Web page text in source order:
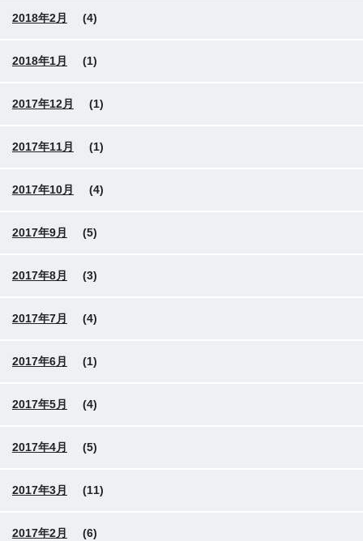
2018年2月 (4)
2018年1月 (1)
2017年12月 (1)
2017年11月 (1)
2017年10月 (4)
2017年9月 (5)
2017年8月 (3)
2017年7月 (4)
2017年6月 (1)
2017年5月 (4)
2017年4月 (5)
2017年3月 (11)
2017年2月 (6)